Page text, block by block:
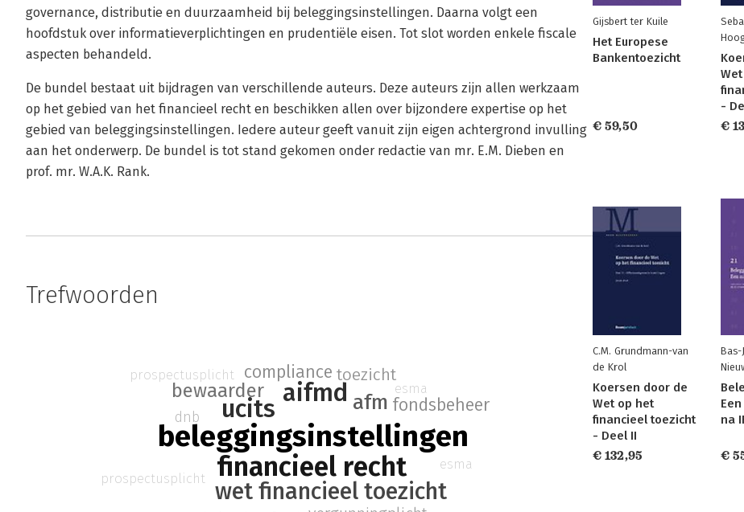
governance, distributie en duurzaamheid bij beleggingsinstellingen. Daarna volgt een
hoofdstuk over informatieverplichtingen en prudentiële eisen. Tot slot worden enkele fiscale
aspecten behandeld.
De bundel bestaat uit bijdragen van verschillende auteurs. Deze auteurs zijn allen werkzaam
op het gebied van het financieel recht en beschikken allen over bijzondere expertise op het
gebied van beleggingsinstellingen. Iedere auteur geeft vanuit zijn eigen achtergrond invulling
aan het onderwerp. De bundel is tot stand gekomen onder redactie van mr. E.M. Dieben en
prof. mr. W.A.K. Rank.
Trefwoorden
beleggingsinstellingen
financieel recht
ucits
aifmd
wet financieel toezicht
afm
bewaarder
compliance toezicht
fondsbeheer
dnb
esma
prospectusplicht
esma
prospectusplicht
Gijsbert ter Kuile
Het Europese
Bankentoezicht
€ 59,50
-
€
C.M. Grundmann-van
de Krol
Koersen door de
Wet op het
financieel toezicht
- Deel II
€ 132,95
Bas-
na
€